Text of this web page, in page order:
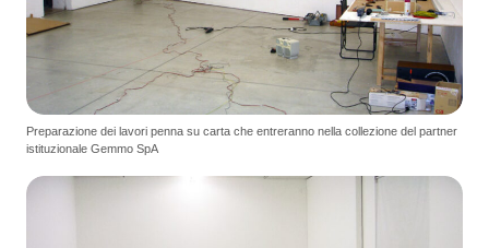
Preparazione dei lavori penna su carta che entreranno nella collezione del partner
istituzionale Gemmo SpA